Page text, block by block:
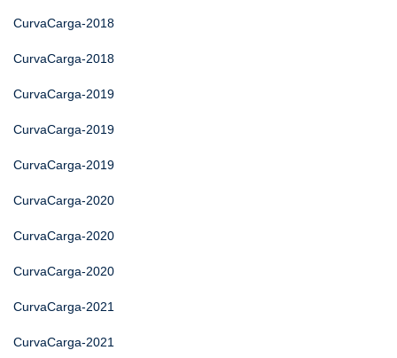
CurvaCarga-2018
CurvaCarga-2018
CurvaCarga-2019
CurvaCarga-2019
CurvaCarga-2019
CurvaCarga-2020
CurvaCarga-2020
CurvaCarga-2020
CurvaCarga-2021
CurvaCarga-2021